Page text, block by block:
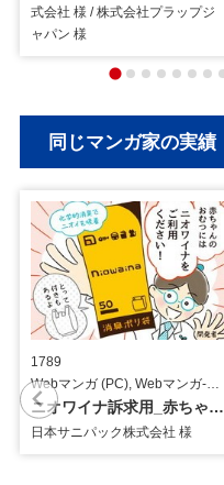
式会社 様 / 株式会社プラップジ
ャパン 様
同じマンガ家の実績
1789
Webマンガ (PC), Webマンガ-SNS用 / 小売・卸売・店舗
ニオワイナ訴求用_赤ちゃん編・ジム編_4コマ漫画
日本サニパック株式会社 様